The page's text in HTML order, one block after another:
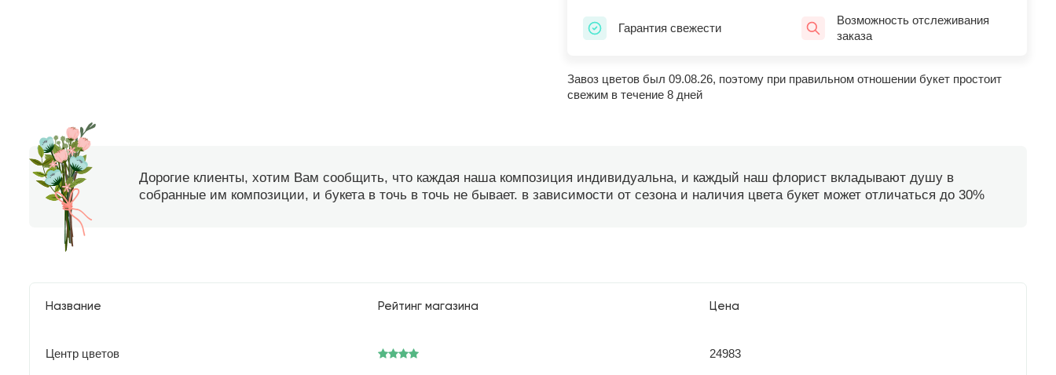
Гарантия свежести
Возможность отслеживания
заказа
Завоз цветов был 09.08.26, поэтому при правильном отношении букет простоит
свежим в течение 8 дней
Дорогие клиенты, хотим Вам сообщить, что каждая наша композиция индивидуальна, и каждый наш флорист вкладывают душу в
собранные им композиции, и букета в точь в точь не бывает. в зависимости от сезона и наличия цвета букет может отличаться до 30%
Название Рейтинг магазина Цена
Центр цветов 24983